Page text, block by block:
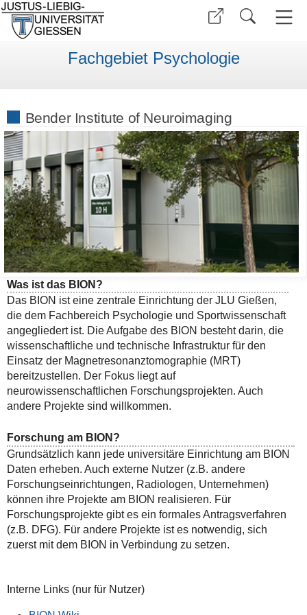
Fachgebiet Psychologie
Bender Institute of Neuroimaging
Was ist das BION?
Das BION ist eine zentrale Einrichtung der JLU Gießen,
die dem Fachbereich Psychologie und Sportwissenschaft
angegliedert ist. Die Aufgabe des BION besteht darin, die
wissenschaftliche und technische Infrastruktur für den
Einsatz der Magnetresonanztomographie (MRT)
bereitzustellen. Der Fokus liegt auf
neurowissenschaftlichen Forschungsprojekten. Auch
andere Projekte sind willkommen.
Forschung am BION?
Grundsätzlich kann jede universitäre Einrichtung am BION
Daten erheben. Auch externe Nutzer (z.B. andere
Forschungseinrichtungen, Radiologen, Unternehmen)
können ihre Projekte am BION realisieren. Für
Forschungsprojekte gibt es ein formales Antragsverfahren
(z.B. DFG). Für andere Projekte ist es notwendig, sich
zuerst mit dem BION in Verbindung zu setzen.
Interne Links (nur für Nutzer)